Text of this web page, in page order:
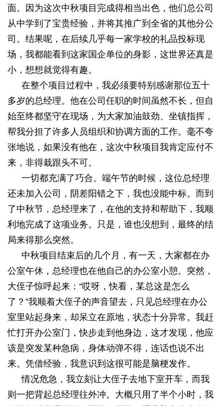
面。因为这次中秋项目完成得相当出色，他们总公司
从中学到了宝贵经验，并将其推广到全省的其他分公
司。结果呢，在后续几乎每一家学校的礼品投标现
场，我都能看到这家国企单位的身影，这世界还真是
小，想想就觉得有趣。
在整个项目过程中，我必须要特别感谢那位五十
多岁的总经理。他在公司任职的时间虽然不长，但自
始至终都坚守在现场，为大家加油鼓劲、坐镇指挥，
帮我分担了许多人员组织和协调方面的工作。毫不夸
张地说，如果没有他在，这次中秋项目我肯定应付不
来，非得栽跟头不可。
一切都充满了巧合。端午节的时候，这位总经理
还未加入公司，阴差阳错之下，我也没能中标。而到
了中秋节，总经理来了，在他的支持和帮助下，我顺
利地完成了这项业务。只是，谁也没想到，最终的结
局来得那么突然。
中秋项目结束后的几个月，有一天，大家都在办
公室午休，总经理也在他自己的办公室小憩。突然，
大侄子惊呼起来：“哎呀，快看，某总这是怎么
了？”我顺着大侄子的声音望去，只见总经理在办公
室里站起身来，却呆立在原地，状态十分异常。我赶
忙打开办公室门，快步走到他身边，这才发现，他应
该是突发某种急病，身体动弹不得，连话也说不出
来。凭借经验，我意识到这很可能是脑梗发作。
情况危急，我立刻让大侄子去地下室开车，而我
则一把背起总经理往外冲。大概只用了半个小时，我